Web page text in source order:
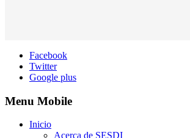
Facebook
Twitter
Google plus
Menu Mobile
Inicio
Acerca de SESDI